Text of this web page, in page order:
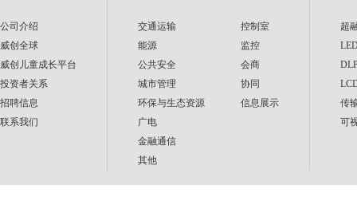
公司介绍
威创全球
威创儿童成长平台
投资者关系
招聘信息
联系我们
交通运输
能源
公共安全
城市管理
环保与生态资源
广电
金融通信
其他
控制室
监控
会商
协同
信息展示
超
传
可